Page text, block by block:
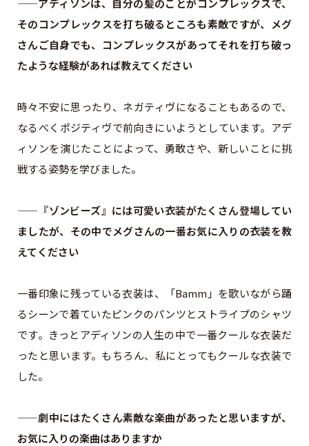
——アディソンは、自分の髪のことがコンプレックスで、
そのコンプレックスを打ち破るところも素敵ですが、メグ
さんご自身でも、コンプレックスがあってそれを打ち破っ
たような経験があれば教えてください
時々不安に思ったり、ネガティヴになることもあるので、
なるべくポジティヴで前向きにいようとしています。アデ
ィソンを演じたことによって、勇敢さや、新しいことに挑
戦する姿勢を学びました。
——『ゾンビーズ』には可愛い衣装がたくさん登場してい
ましたが、その中でメグさんの一番お気に入りの衣装を教
えてください
一番印象に残っている衣装は、「Bamm」を歌いながら踊
るシーンで着ていたピンクのパンツとストライプのシャツ
です。きっとアディソンの人生の中で一番クールな衣装だ
ったと思います。もちろん、私にとってもクールな衣装で
した。
——劇中にはたくさん素敵な楽曲があったと思いますが、
お気に入りの楽曲はありますか